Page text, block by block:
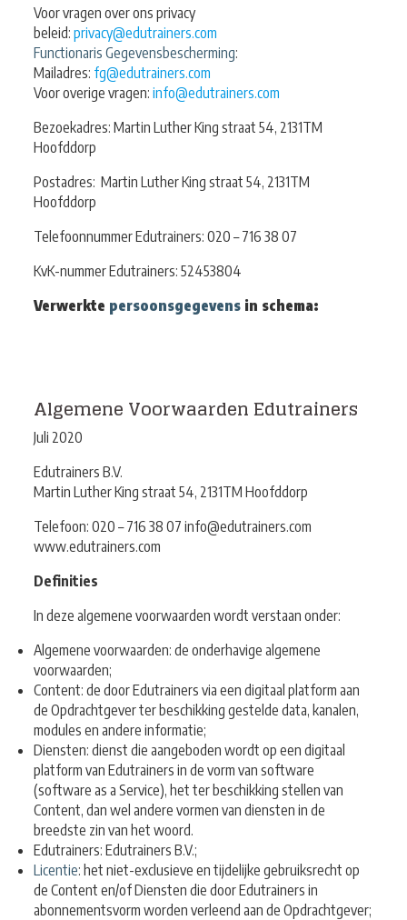
Voor vragen over ons privacy
beleid: privacy@edutrainers.com
Functionaris Gegevensbescherming:
Mailadres: fg@edutrainers.com
Voor overige vragen: info@edutrainers.com
Bezoekadres: Martin Luther King straat 54, 2131TM
Hoofddorp
Postadres: Martin Luther King straat 54, 2131TM
Hoofddorp
Telefoonnummer Edutrainers: 020 – 716 38 07
KvK-nummer Edutrainers: 52453804
Verwerkte persoonsgegevens in schema:
Algemene Voorwaarden Edutrainers
Juli 2020
Edutrainers B.V.
Martin Luther King straat 54, 2131TM Hoofddorp
Telefoon: 020 – 716 38 07 info@edutrainers.com
www.edutrainers.com
Definities
In deze algemene voorwaarden wordt verstaan onder:
Algemene voorwaarden: de onderhavige algemene
voorwaarden;
Content: de door Edutrainers via een digitaal platform aan
de Opdrachtgever ter beschikking gestelde data, kanalen,
modules en andere informatie;
Diensten: dienst die aangeboden wordt op een digitaal
platform van Edutrainers in de vorm van software
(software as a Service), het ter beschikking stellen van
Content, dan wel andere vormen van diensten in de
breedste zin van het woord.
Edutrainers: Edutrainers B.V.;
Licentie: het niet-exclusieve en tijdelijke gebruiksrecht op
de Content en/of Diensten die doorEdutrainers in
abonnementsvorm worden verleend aan de Opdrachtgever;